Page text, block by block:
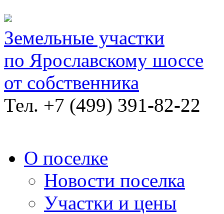
Земельные участки
по Ярославскому шоссе
от собственника
Тел. +7 (499) 391-82-22
О поселке
Новости поселка
Участки и цены